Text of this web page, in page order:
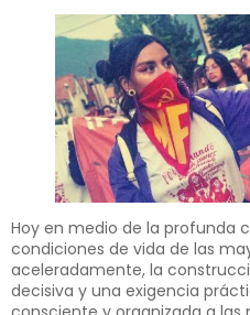
Hoy en medio de la profunda
con­diciones de vida de las
aceleradamente, la
decisiva y una exigencia